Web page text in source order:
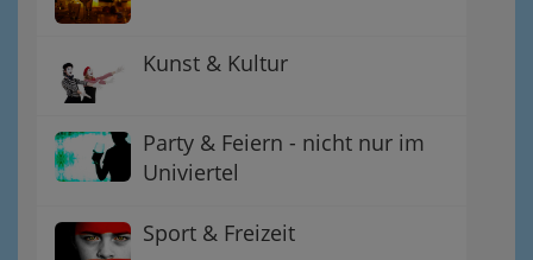
Kunst & Kultur
Party & Feiern - nicht nur im
Univiertel
Sport & Freizeit